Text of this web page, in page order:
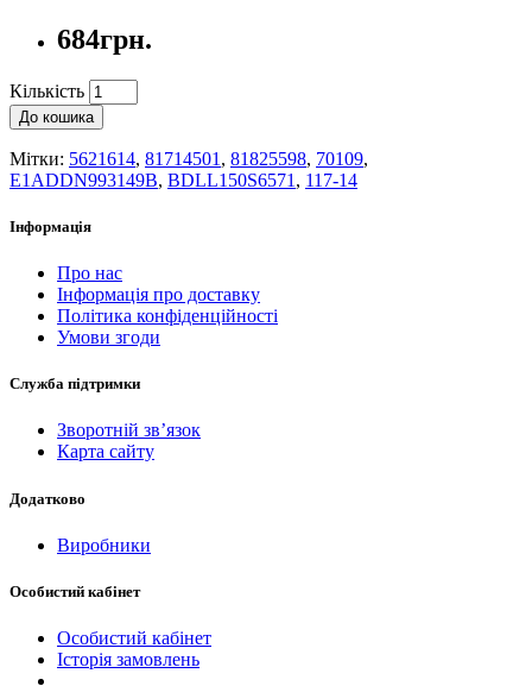
684грн.
Кількість
До кошика
Мітки: 5621614, 81714501 , 81825598, 70109,
E1ADDN993149B, BDLL150S6571 , 117-14
Інформація
Про нас
Інформація про доставку
Політика конфіденційності
Умови згоди
Служба підтримки
Зворотній зв’язок
Карта сайту
Додатково
Виробники
Особистий кабінет
Особистий кабінет
Історія замовлень